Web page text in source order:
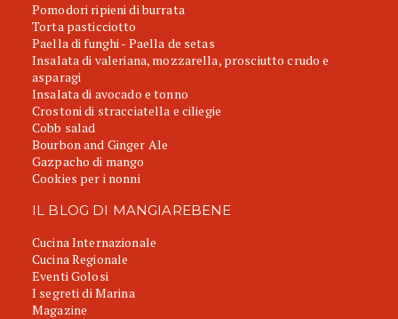
Pomodori ripieni di burrata
Torta pasticciotto
Paella di funghi - Paella de setas
Insalata di valeriana, mozzarella, prosciutto crudo e
asparagi
Insalata di avocado e tonno
Crostoni di stracciatella e ciliegie
Cobb salad
Bourbon and Ginger Ale
Gazpacho di mango
Cookies per i nonni
IL BLOG DI MANGIAREBENE
Cucina Internazionale
Cucina Regionale
Eventi Golosi
I segreti di Marina
Magazine